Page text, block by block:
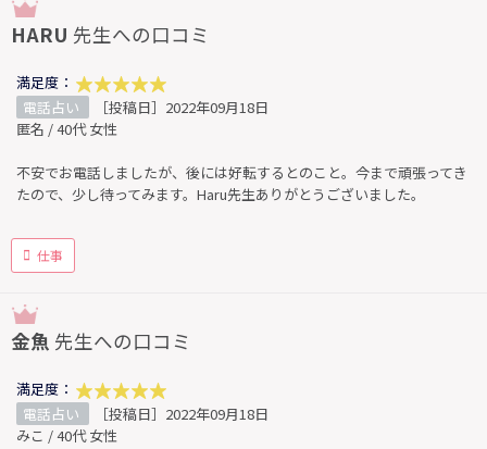
HARU 先生への口コミ
満足度：
電話占い
［投稿日］2022年09月18日
匿名 / 40代 女性
不安でお電話しましたが、後には好転するとのこと。今まで頑張ってき
たので、少し待ってみます。Haru先生ありがとうございました。
仕事
金魚 先生への口コミ
満足度：
電話占い
［投稿日］2022年09月18日
みこ / 40代 女性